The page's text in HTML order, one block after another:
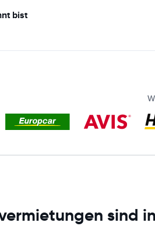
bist
sind